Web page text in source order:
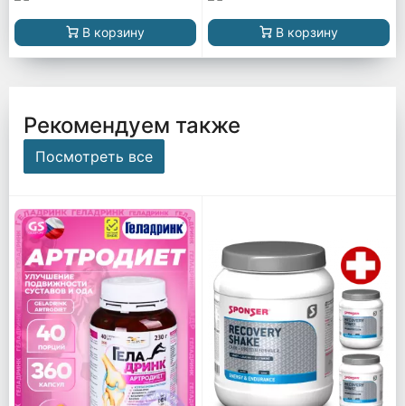
В корзину В корзину
Рекомендуем также
Посмотреть все